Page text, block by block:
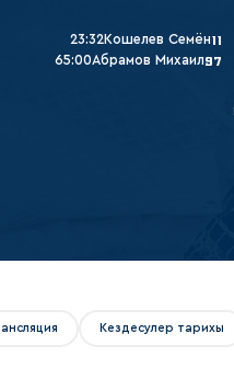
23:32Кошелев Семён11
65:00Абрамов Михаил97
Кездесулер тарихы